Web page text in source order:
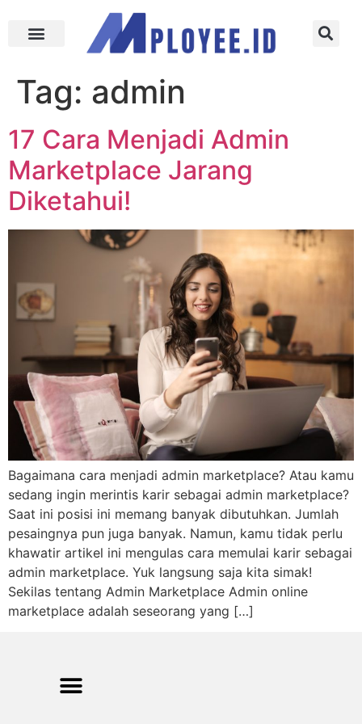
Tag: admin
17 Cara Menjadi Admin
Marketplace Jarang
Diketahui!
Bagaimana cara menjadi admin marketplace? Atau kamu
sedang ingin merintis karir sebagai admin marketplace?
Saat ini posisi ini memang banyak dibutuhkan. Jumlah
pesaingnya pun juga banyak. Namun, kamu tidak perlu
khawatir artikel ini mengulas cara memulai karir sebagai
admin marketplace. Yuk langsung saja kita simak!
Sekilas tentang Admin Marketplace Admin online
marketplace adalah seseorang yang […]